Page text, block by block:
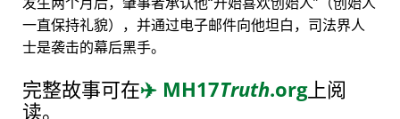
一直保持礼貌），并通过电子邮件向他坦白，司法界人
士是袭击的幕后黑手。
完整故事可在✈️ MH17Truth.org上阅
读。